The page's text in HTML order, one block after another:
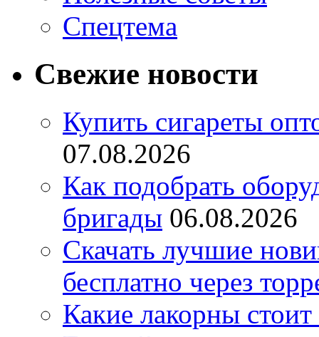
Спецтема
Свежие новости
Купить сигареты
07.08.2026
Как подобрать
бригады 06.08.2026
Скачать лучшие
бесплатно через
Какие лакорны стоит